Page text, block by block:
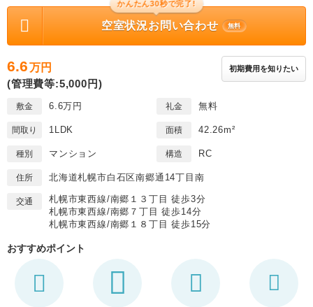
かんたん30秒で完了!
空室状況お問い合わせ 無料
6.6万円
(管理費等:5,000円)
初期費用を知りたい
敷金 6.6万円 礼金 無料
間取り 1LDK 面積 42.26m²
種別 マンション 構造 RC
住所 北海道札幌市白石区南郷通14丁目南
交通
札幌市東西線/南郷１３丁目 徒歩3分
札幌市東西線/南郷７丁目 徒歩14分
札幌市東西線/南郷１８丁目 徒歩15分
おすすめポイント